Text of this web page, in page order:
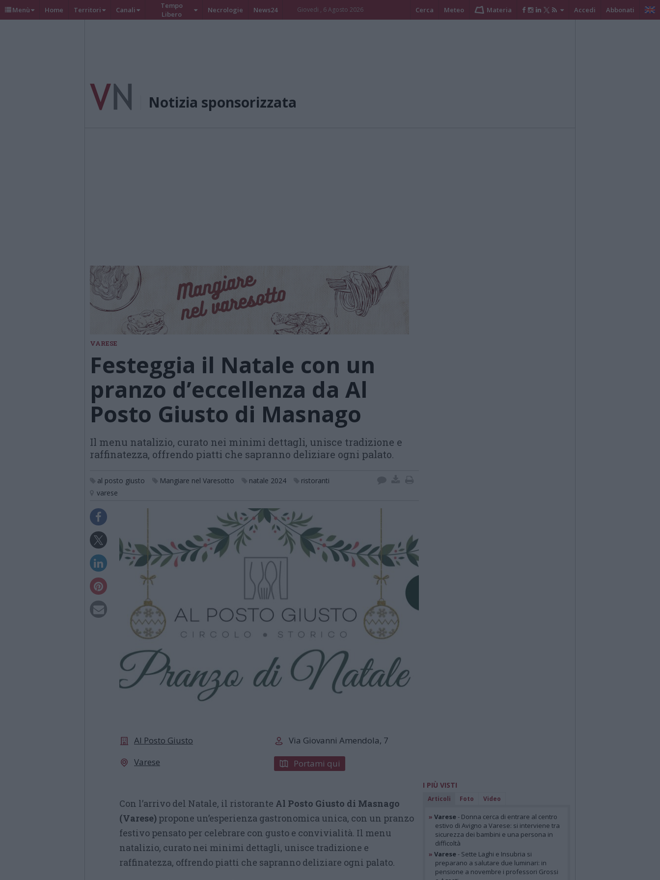
Menù Home Territori Canali
Tempo
Libero
Necrologie News24 Giovedi , 6 Agosto 2026 Cerca Meteo Materia Accedi Abbonati
Notizia sponsorizzata
VARESE
Festeggia il Natale con un
pranzo d’eccellenza da Al
Posto Giusto di Masnago
Il menu natalizio, curato nei minimi dettagli, unisce tradizione e
raffinatezza, offrendo piatti che sapranno deliziare ogni palato.
al posto giusto Mangiare nel Varesotto natale 2024
ristoranti
varese
Al Posto Giusto
Via Giovanni Amendola, 7
Varese
Portami qui
Con l’arrivo del Natale, il ristorante Al Posto Giusto di Masnago
(Varese) propone un’esperienza gastronomica unica, con un pranzo
festivo pensato per celebrare con gusto e convivialità. Il menu
natalizio, curato nei minimi dettagli, unisce tradizione e
raffinatezza, offrendo piatti che sapranno deliziare ogni palato.
I PIÙ VISTI
Articoli Foto Video
» Varese- Donna cerca di entrare al centro
estivo di Avigno a Varese: si interviene tra
sicurezza dei bambini e una persona in
difficoltà
» Varese- Sette Laghi e Insubria si
preparano a salutare due luminari: in
pensione a novembre i professori Grossi